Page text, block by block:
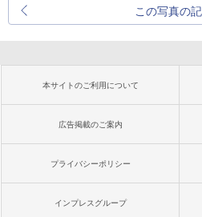
この写真の
本サイトのご利用について
広告掲載のご案内
プライバシーポリシー
インプレスグループ